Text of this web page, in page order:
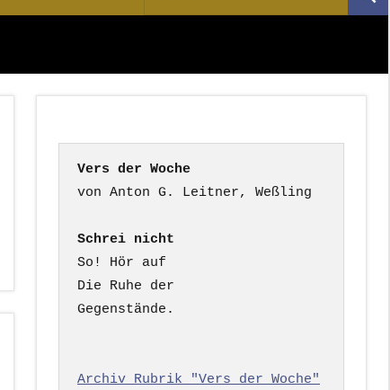
nach:
Vers der Woche
Schrei nicht
So! Hör auf
Die Ruhe der
Gegenstände.
Archiv Rubrik "Vers der Woche"